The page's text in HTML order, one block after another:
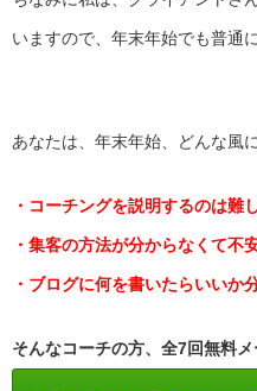
いますので、 年末年始でも普通
あなたは、年末年始、どんな風
・コーチングを説明するのは難し
・集客の方法が分からなくて不安
・ブログに何を書いたらいいか
そんなコーチの方、全7回無料